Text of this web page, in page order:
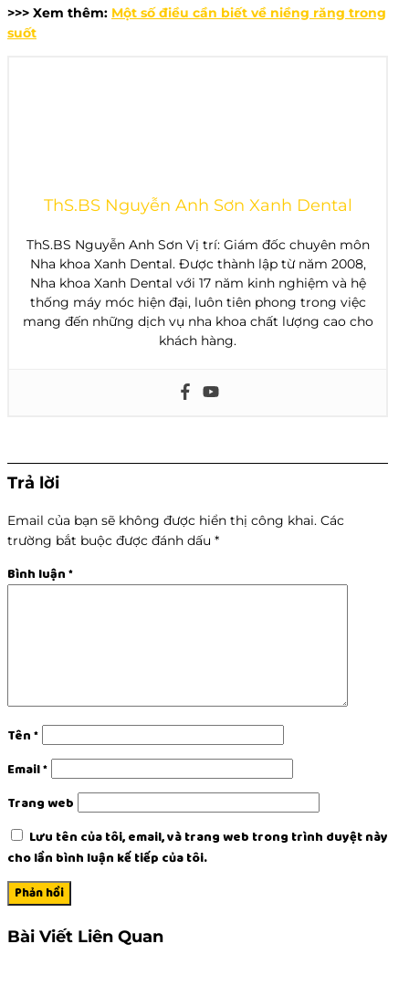
>>> Xem thêm: Một số điều cần biết về niềng răng trong
suốt
ThS.BS Nguyễn Anh Sơn Xanh Dental
ThS.BS Nguyễn Anh Sơn Vị trí: Giám đốc chuyên môn
Nha khoa Xanh Dental. Được thành lập từ năm 2008,
Nha khoa Xanh Dental với 17 năm kinh nghiệm và hệ
thống máy móc hiện đại, luôn tiên phong trong việc
mang đến những dịch vụ nha khoa chất lượng cao cho
khách hàng.
Trả lời
Email của bạn sẽ không được hiển thị công khai. Các
trường bắt buộc được đánh dấu *
Bình luận*
Tên*
Email*
Trang web
Lưu tên của tôi, email, và trang web trong trình duyệt này
cho lần bình luận kế tiếp của tôi.
Bài Viết Liên Quan